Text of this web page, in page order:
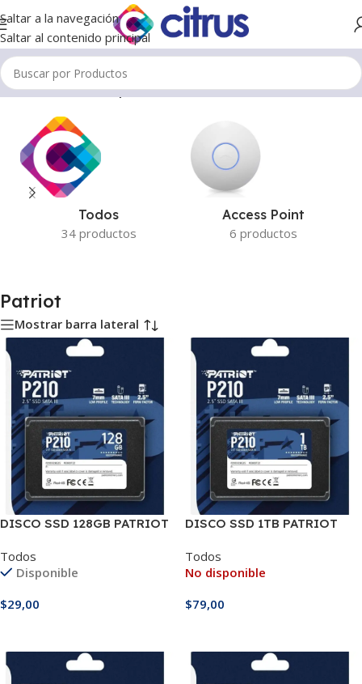
Saltar a la navegación
Saltar al contenido principal
Inicio/Productos etiquetados “Patriot”
Todos
34 productos
Access Point
6 productos
Patriot
Mostrar barra lateral
DISCO SSD 128GB PATRIOT
Todos
Disponible
$29,00
DISCO SSD 1TB PATRIOT
Todos
No disponible
$79,00